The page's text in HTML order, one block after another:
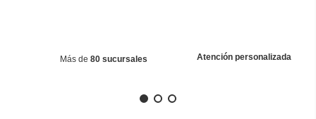
Más de 80 sucursales Atención personalizada